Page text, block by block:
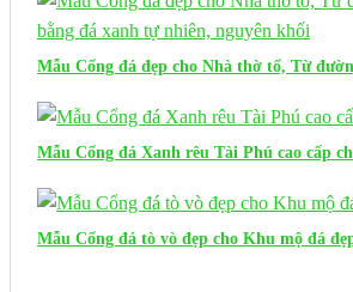
Mẫu Cổng đá đẹp cho Nhà thờ tổ, Từ
Mẫu Cổng đá Xanh rêu Tài Phú cao cấp
Mẫu Cổng đá tò vò đẹp cho Khu mộ đá